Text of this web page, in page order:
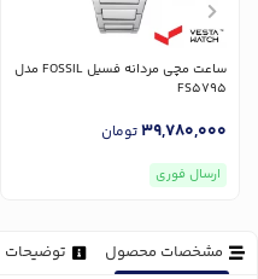
ساعت مچی مردانه فسیل FOSSIL مدل
FS5795
39,780,000تومان
ارسال فوری
مشخصات محصول توضیحات